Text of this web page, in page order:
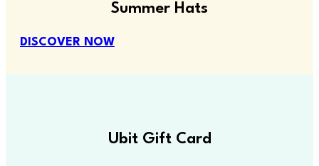
Summer Hats
DISCOVER NOW
Ubit Gift Card